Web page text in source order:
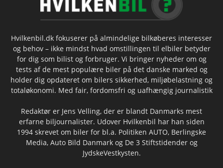
Hvilkenbil.dk fokuserer på almindelige bilkøberes interesser
og behov – ikke mindst hvad omstillingen til elbiler betyder
for dig som bilist og forbruger. Vi bringer nyheder om og
tests af de mest populære biler på det danske marked og
holder dig opdateret om bilers sikkerhed, miljøbelastning og
totaløkonomi. Med fair, fordomsfri og uafhængig journalistik
Redaktør er Jens Velling, der er blandt Danmarks mest
erfarne biljournalister. Udover Hvilkenbil har han siden
1994 skrevet om biler for bl.a. Politiken AUTO, Berlingske
Media, Auto Bild Danmark og De 3 Stiftstidender og
JydskeVestkysten.